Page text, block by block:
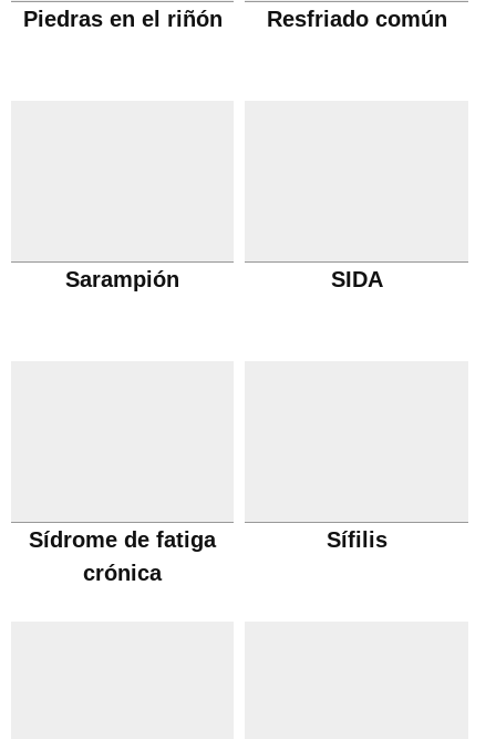
Piedras en el riñón Resfriado común
Sarampión SIDA
Sídrome de fatiga
crónica
Sífilis